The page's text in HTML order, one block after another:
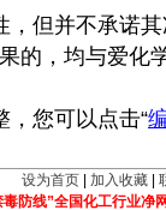
但并不承诺
的，均与爱化
，您可以点击“
设为首页 加入收藏
毒防线”全国化工行业净